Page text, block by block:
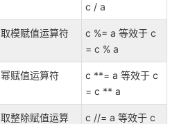
c / a
取模赋值运算符
c %= a 等效于 c
= c % a
幂赋值运算符
c **= a 等效于 c
= c ** a
取整除赋值运算
c //= a 等效于 c